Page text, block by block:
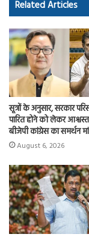
oko
n
Related Articles
सूत्रों के अनुसार, सरकार
पारित होने को लेकर
बीजेपी कांग्रेस का समर्थन
August 6, 2026